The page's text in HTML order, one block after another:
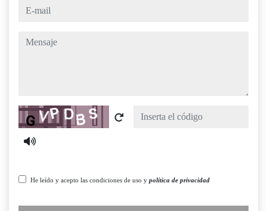
e-mail
mensaje
Captcha
He leído y acepto las condiciones de uso y política de privacidad